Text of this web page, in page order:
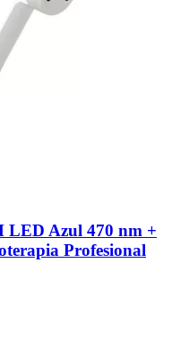
LED Azul 470 nm +
Profesional